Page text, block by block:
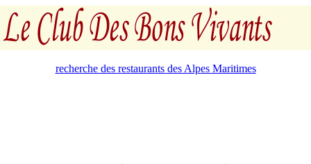
recherche des restaurants des Alpes Maritimes